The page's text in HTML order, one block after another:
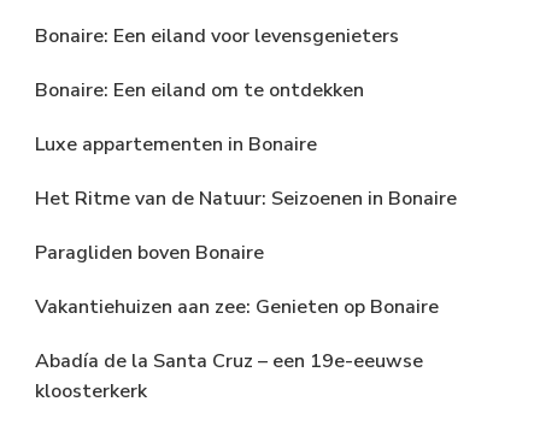
Bonaire: Een eiland voor levensgenieters
Bonaire: Een eiland om te ontdekken
Luxe appartementen in Bonaire
Het Ritme van de Natuur: Seizoenen in Bonaire
Paragliden boven Bonaire
Vakantiehuizen aan zee: Genieten op Bonaire
Abadía de la Santa Cruz – een 19e-eeuwse
kloosterkerk